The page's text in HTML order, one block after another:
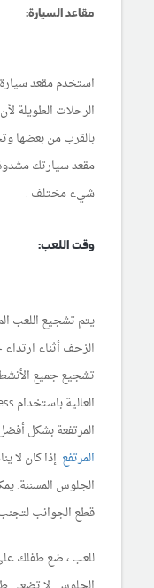
مقاعد السيارة:
استخدم مقعد
الرحلات الطويلة
مقعد سيارتك
شيء مختلف .
وقت اللعب:
يتم تشجيع اللعب
الزحف أثناء
تشجيع جميع
المرتفعة بشكل
المرتفع إذا كان لا
الجلوس المسننة.
قطع الجوانب
للعب ، ضع طفلك